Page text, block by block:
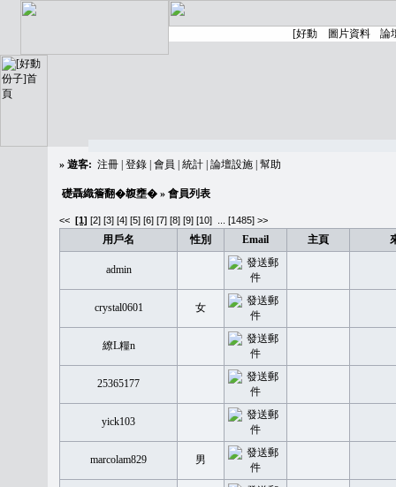
» 遊客: 注冊 登錄 會員 統計 論壇設施 幫助
礎聶織簷翻�䪖壅� » 會員列表
<< [1] [2] [3] [4] [5] [6] [7] [8] [9] [10] [1485] >>
用戶名 性別 Email 主頁
admin
crystal0601 女
繚L糧n
25365177
yick103
marcolam829 男